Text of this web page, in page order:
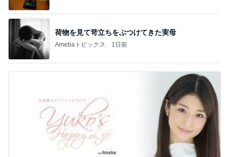
荷物を見て苛立ちをぶつけてきた実母
Amebaトピックス 1日前